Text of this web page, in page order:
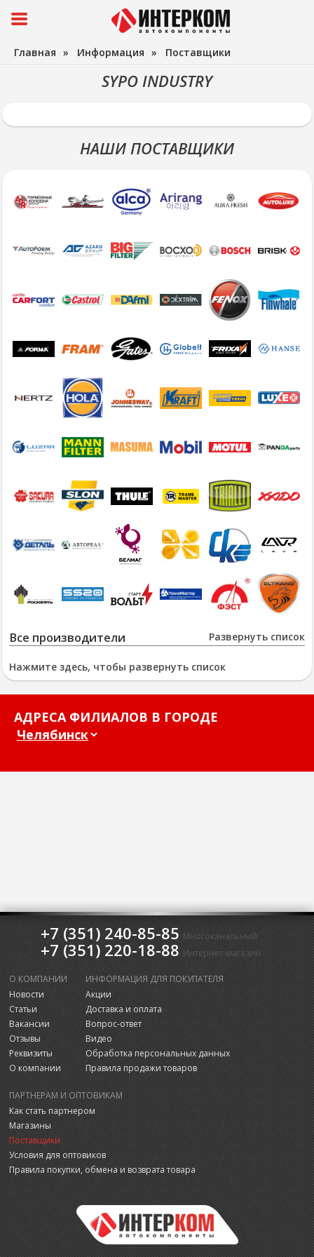
Главная » Информация » Поставщики
SYPO INDUSTRY
НАШИ ПОСТАВЩИКИ
Развернуть список
Все производители
Нажмите здесь, чтобы развернуть список
АДРЕСА ФИЛИАЛОВ В ГОРОДЕ
+7 (351) 240-85-85 Многоканальный
+7 (351) 220-18-88 Интернет-магазин
О КОМПАНИИ
Новости
Статьи
Вакансии
Отзывы
Реквизиты
О компании
ИНФОРМАЦИЯ ДЛЯ ПОКУПАТЕЛЯ
Акции
Доставка и оплата
Вопрос-ответ
Видео
Обработка персональных данных
Правила продажи товаров
ПАРТНЕРАМ И ОПТОВИКАМ
Как стать партнером
Магазины
Поставщики
Условия для оптовиков
Правила покупки, обмена и возврата товара